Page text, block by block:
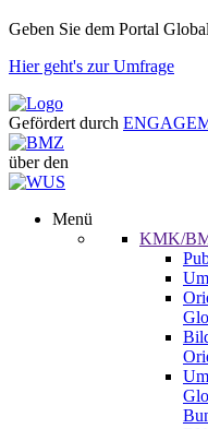
Geben Sie dem Portal
Hier geht's zur Umfrage
Gefördert durch
über den
Menü
KMK/